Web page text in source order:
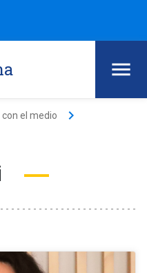
el medio keyboard_arrow_right